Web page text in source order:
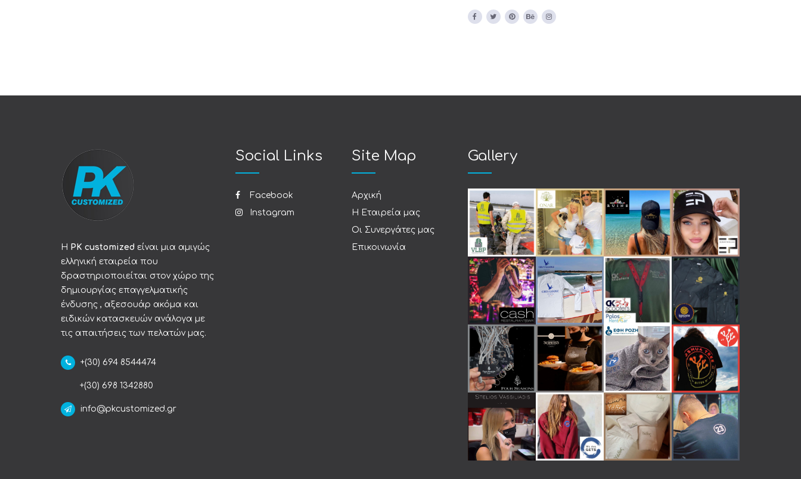
Η PK customized είναι μια αμιγώς
ελληνική εταιρεία που
δραστηριοποιείται στον χώρο της
δημιουργίας επαγγελματικής
ένδυσης , αξεσουάρ ακόμα και
ειδικών κατασκευών ανάλογα με
τις απαιτήσεις των πελατών μας.
+(30) 694 8544474
+(30) 698 1342880
info@pkcustomized.gr
Social Links
Facebook
Instagram
Site Map
Αρχική
Η Εταιρεία μας
Οι Συνεργάτες μας
Επικοινωνία
Gallery